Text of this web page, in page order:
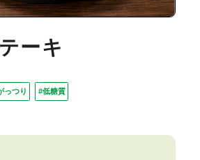
ーキ
っつり #低糖質